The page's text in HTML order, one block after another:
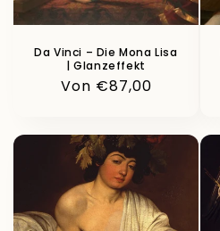
Da Vinci – Die Mona Lisa
| Glanzeffekt
Normaler
Von €87,00